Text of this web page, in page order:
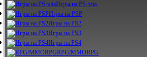
Игры на PS-vita
Игры на PSP
Игры на PS2
Игры на PS3
Игры на PS4
RPG/MMORPG